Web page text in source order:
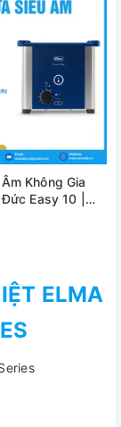
Không Gia
Easy 10 |
ELMA